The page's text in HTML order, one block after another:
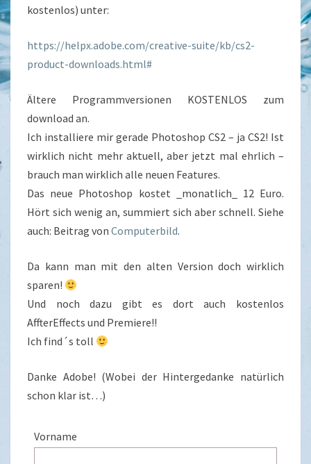
kostenlos) unter:
https://helpx.adobe.com/creative-suite/kb/cs2-
product-downloads.html#
Ältere Programmversionen KOSTENLOS zum
download an.
Ich installiere mir gerade Photoshop CS2 – ja CS2! Ist
wirklich nicht mehr aktuell, aber jetzt mal ehrlich –
brauch man wirklich alle neuen Features.
Das neue Photoshop kostet _monatlich_ 12 Euro.
Hört sich wenig an, summiert sich aber schnell. Siehe
auch: Beitrag von Computerbild.
Da kann man mit den alten Version doch wirklich
sparen!
Und noch dazu gibt es dort auch kostenlos
AffterEffects und Premiere!!
Ich find´s toll
Danke Adobe! (Wobei der Hintergedanke natürlich
schon klar ist…)
Vorname